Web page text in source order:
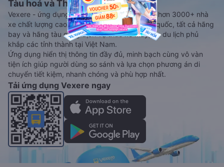
Tàu hoả và Thuê xe
Vexere - ứng dụng đặt vé đa phương tiện với hơn 3000+ nhà
xe chất lượng cao, 5000+ tuyến đường toàn quốc, tất cả hãng
bay và hãng tàu cùng dịch vụ thuê xe máy, xe du lịch phủ
khắp các tỉnh thành tại Việt Nam.
Ứng dụng hiển thị thông tin đầy đủ, minh bạch cùng vô vàn
tiện ích giúp người dùng so sánh và lựa chọn phương án di
chuyển tiết kiệm, nhanh chóng và phù hợp nhất.
Tải ứng dụng Vexere ngay